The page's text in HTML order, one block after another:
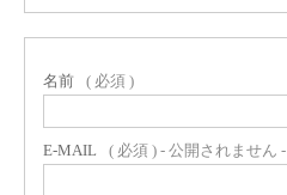
名前 ( 必須 )
E-MAIL ( 必須 ) - 公開されません -